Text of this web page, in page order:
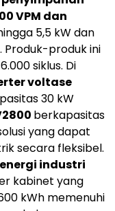
VPM dan
5,5 kW dan
Produk-produk ini
siklus. Di
voltase
30 kW
berkapasitas
yang dapat
secara fleksibel.
industri
kabinet yang
kWh memenuhi